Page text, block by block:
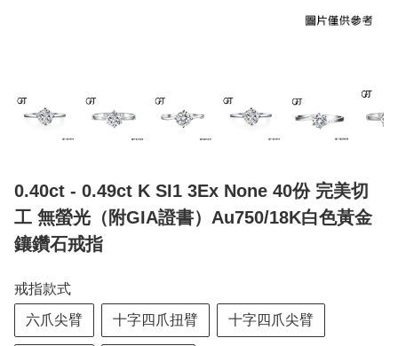
0.40ct - 0.49ct K SI1 3Ex None 40份 完美切
工 無螢光（附GIA證書）Au750/18K白色黃金
鑲鑽石戒指
戒指款式
六爪尖臂 十字四爪扭臂 十字四爪尖臂